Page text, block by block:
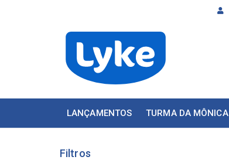
LANÇAMENTOS TURMA DA MÔNICA
Filtros